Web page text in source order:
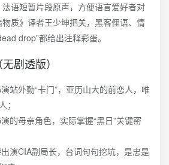
语短暂片段原声，方便语言爱好者对
质》译者王少坤把关，黑客俚语、情
drop”都给出注释彩蛋。
剧透版）
站外勤“卡门”，亚历山大的前恋人，唯
；
的母亲角色，实际掌握“黑日”关键密
出演CIA副局长，台词句句挖坑，是忠是